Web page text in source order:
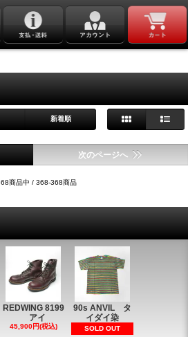
新着順
次のページへ
商品中 / 368-368商品
REDWING 8199
アイ
45,900円(税込)
90s ANVIL タ
イダイ染
SOLD OUT